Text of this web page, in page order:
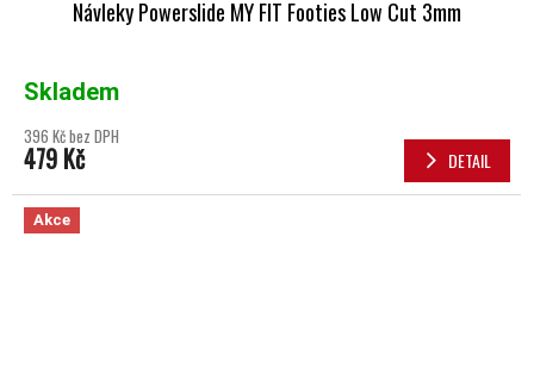
Návleky Powerslide MY FIT Footies Low Cut 3mm
Skladem
396 Kč bez DPH
479 Kč DETAIL
Akce